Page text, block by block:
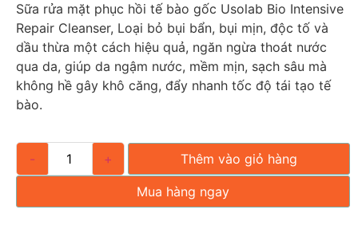
Sữa rửa mặt phục hồi tế bào gốc Usolab Bio Intensive
Repair Cleanser, Loại bỏ bụi bẩn, bụi mịn, độc tố và
dầu thừa một cách hiệu quả, ngăn ngừa thoát nước
qua da, giúp da ngậm nước, mềm mịn, sạch sâu mà
không hề gây khô căng, đẩy nhanh tốc độ tái tạo tế
bào.
- + Thêm vào giỏ hàng
Mua hàng ngay